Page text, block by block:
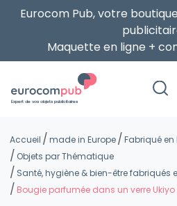
Eurocom Pub, votre
Maquette en ligne +
Expert de vos objets publicitaires
Accueil made in Europe
Fabriqué en
Objets par Thématique
Santé, hygiène & bien-être fabriqués
Bougie parfumée dans un verre Ukiyo